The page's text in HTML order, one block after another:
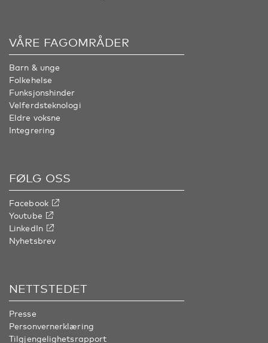
VÅRE FAGOMRÅDER
Barn & unge
Folkehelse
Funksjonshinder
Velferdsteknologi
Eldre voksne
Integrering
FØLG OSS
Facebook
Youtube
LinkedIn
Nyhetsbrev
NETTSTEDET
Presse
Personvernerklæring
Tilgjengelighetsrapport